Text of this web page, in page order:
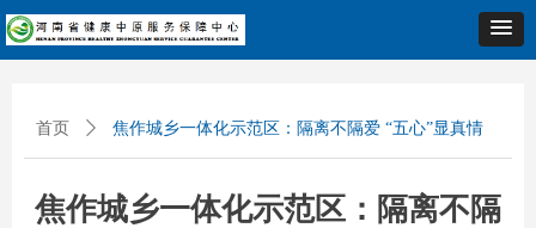
首页 ꄲ 焦作城乡一体化示范区：隔离不隔爱 “五心”显真情
焦作城乡一体化示范区：隔离不隔